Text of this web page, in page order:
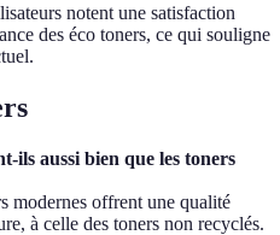
notent une satisfaction
des éco toners, ce qui souligne
ils aussi bien que les toners
modernes offrent une qualité
à celle des toners non recyclés.